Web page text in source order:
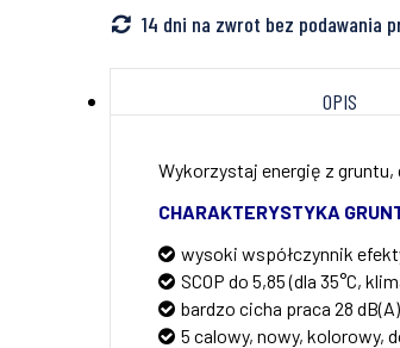
14 dni na zwrot bez podawania
OPIS
Wykorzystaj energię z
CHARAKTERYSTYKA
wysoki współczynnik
SCOP do 5,85 (dla 35°C,
bardzo cicha praca 28 dB(A)
5 calowy, nowy, kolorowy,